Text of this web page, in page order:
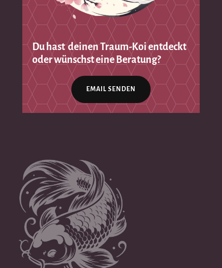
Du hast deinen Traum-Koi entdeckt
oder wünschst eine Beratung?
EMAIL SENDEN